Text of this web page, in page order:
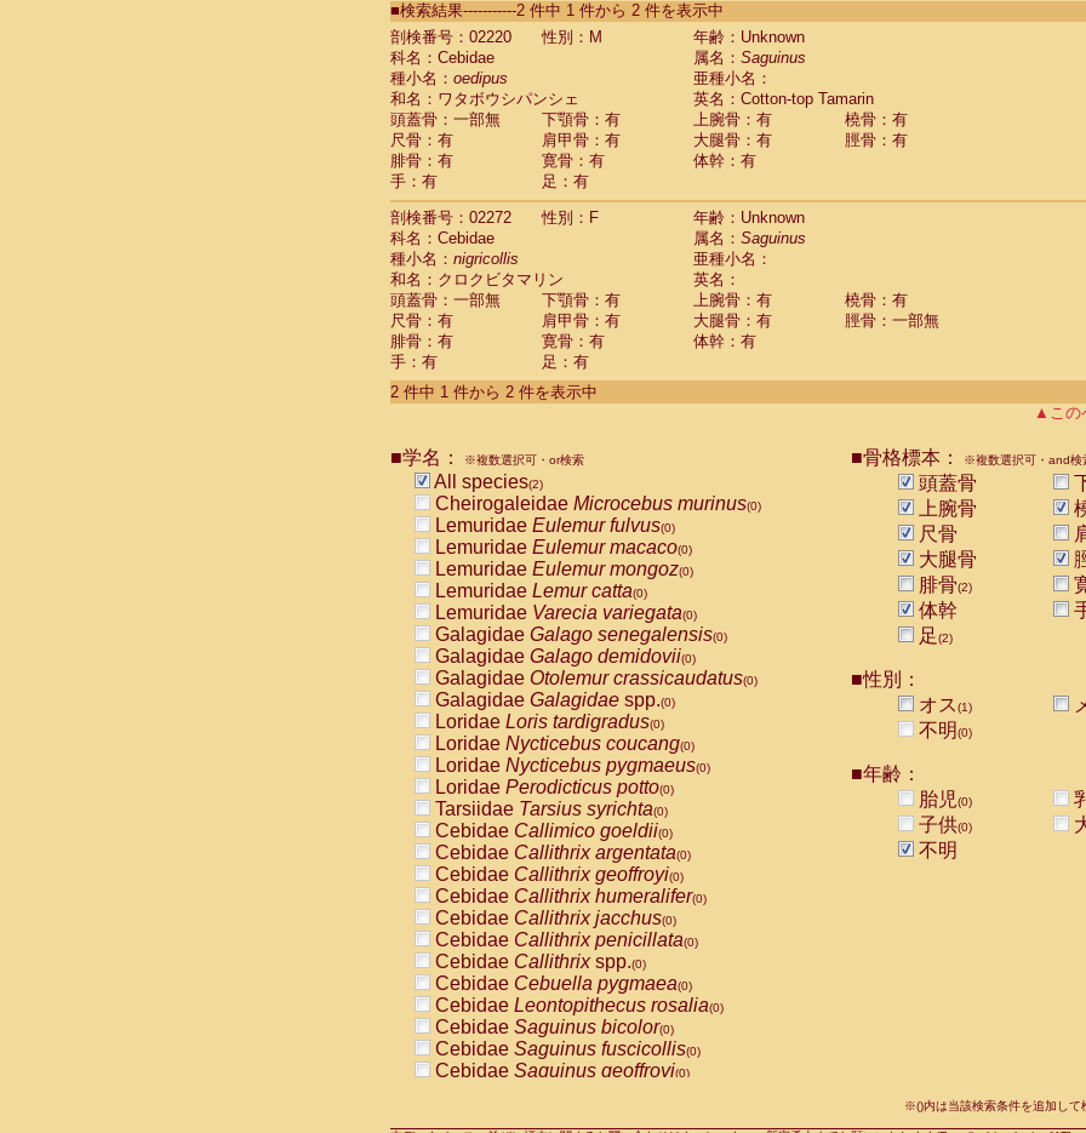
CebidaeSaguinus labiatus(0)
Cebidae Saguinus leucopus (0)
Cebidae
Cebidae
CebidaeSaguinus nigricollis (1)
Cebidae Saguinus oedipus
Cebidae Saguinus weddelli
Cebidae Saguinusspp.
Cebidae Aotus trivirgatus
Cebidae Cebus albifrons
Cebidae
CebidaeCebus capucinus
CebidaeCebus nigrivittatus
Cebidae Cebusspp.(0)
Cebidae Saimiri boliviensis
Cebidae Saimiri sciureus
Atelidae Alouatta caraya
AtelidaeAlouatta fusca
AtelidaeAlouatta seniculus
AtelidaeAteles belzebuth
AtelidaeAteles geoffroyi
AtelidaeAteles paniscus(0)
AtelidaeAtelesspp. (0)
AtelidaeLagothrix lagothricha
AtelidaeLagothrix lagothricha cana
PitheciidaeCacajao calvus rubicundus
PitheciidaeCallicebus cupreus
PitheciidaeCallicebus donacophilus
PitheciidaeCallicebus moloch
PitheciidaeCallicebus torquatus(0)
PitheciidaeCallicebusspp.
PitheciidaeChiropotes satanas
PitheciidaePithecia monachus
PitheciidaePithecia pithecia (0)
CercopithecidaeCercocebus agilis
CercopithecidaeCercocebus galeritus chrysogaster
CercopithecidaeCercocebus torquatus atys
CercopithecidaeCercocebus torquatus lunulatus
CercopithecidaeCercocebus torquatus torquatus
CercopithecidaeCercocebushybrid
CercopithecidaeCercocebusspp.
CercopithecidaeLophocebus albigena
CercopithecidaePapio anubis
CercopithecidaePapio cynocephalus
CercopithecidaePapio hamadryas
CercopithecidaePapio papio
CercopithecidaePapiospp.(0)
CercopithecidaeMandrillus leucophaeus
CercopithecidaeMandrillus sphinx
CercopithecidaeMacaca arctoides(0)
■検索結果-----------2 件中 1 件から 2 件を表示中
剖検番号：02220
性別：M
年齢：Unknown
科名：Cebidae
属名： Saguinus
種小名： oedipus
亜種小名：
和名：ワタボウシパンシェ
英名：Cotton-top Tamarin
頭蓋骨：一部無
下顎骨：有 上腕骨：有
橈骨：有
尺骨：有
肩甲骨：有 大腿骨：有
脛骨：有
腓骨：有
寛骨：有
体幹：有
手：有
足：有
剖検番号：02272
性別：F
年齢：Unknown
科名：Cebidae
属名： Saguinus
種小名： nigricollis
亜種小名：
和名：クロクビタマリン
英名：
頭蓋骨：一部無
下顎骨：有 上腕骨：有
橈骨：有
尺骨：有
肩甲骨：有 大腿骨：有
脛骨：一部無
腓骨：有
寛骨：有
体幹：有
手：有
足：有
2 件中 1 件から 2 件を表示中
▲この
■学名： ※複数選択可・or検索
All species(2)
Cheirogaleidae Microcebus murinus(0)
Lemuridae Eulemur fulvus(0)
Lemuridae Eulemur macaco(0)
Lemuridae Eulemur mongoz(0)
Lemuridae Lemur catta(0)
Lemuridae Varecia variegata(0)
Galagidae Galago senegalensis(0)
Galagidae Galago demidovii(0)
Galagidae Otolemur crassicaudatus(0)
Galagidae Galagidae spp.(0)
Loridae Loris tardigradus(0)
Loridae Nycticebus coucang(0)
Loridae Nycticebus pygmaeus(0)
Loridae Perodicticus potto(0)
Tarsiidae Tarsius syrichta(0)
Cebidae Callimico goeldii(0)
Cebidae Callithrix argentata(0)
Cebidae Callithrix geoffroyi(0)
Cebidae Callithrix humeralifer(0)
Cebidae Callithrix jacchus(0)
Cebidae Callithrix penicillata(0)
Cebidae Callithrixspp.(0)
Cebidae Cebuella pygmaea(0)
Cebidae Leontopithecus rosalia(0)
Cebidae Saguinus bicolor(0)
Cebidae Saguinus fuscicollis(0)
Cebidae Saguinus geoffroyi(0)
■骨格標本： ※複数選択可・and検
頭蓋骨
上腕骨
尺骨
大腿骨
腓骨(2)
体幹
足(2)
■性別：
オス(1)
不明(0)
■年齢：
胎児(0)
子供(0)
不明
※()内は当該検索条件を追加して